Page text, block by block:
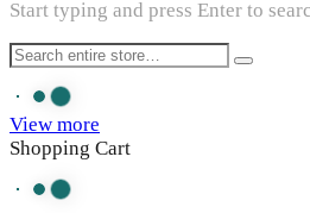
Start typing and press Enter to
View more
Shopping Cart